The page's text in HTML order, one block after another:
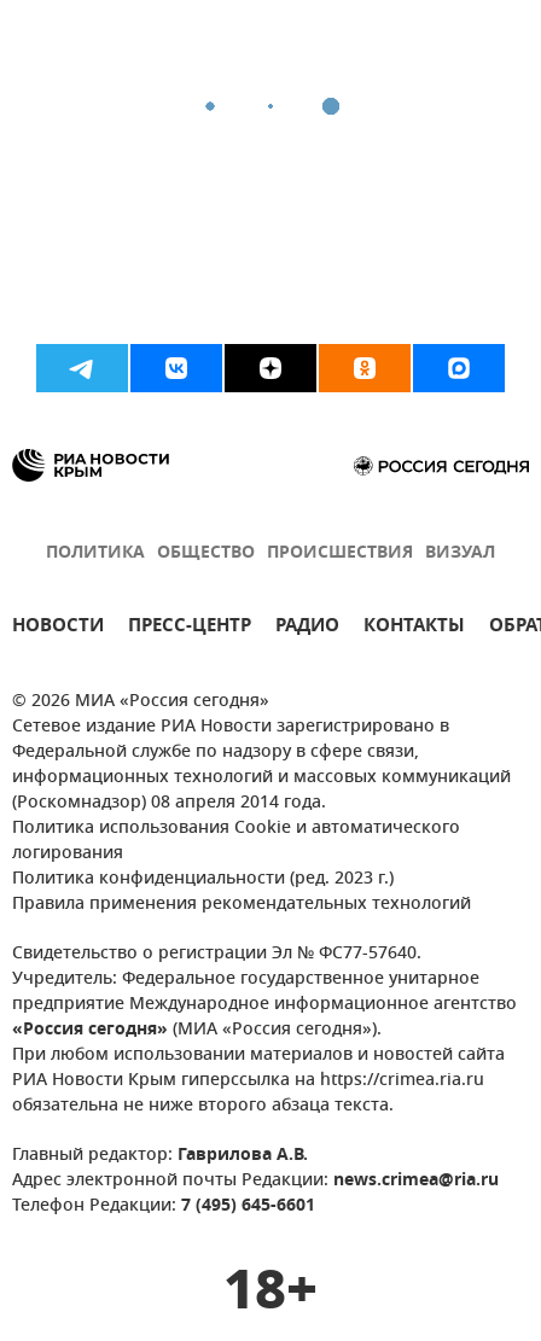
ПОЛИТИКА ОБЩЕСТВО ПРОИСШЕСТВИЯ ВИЗУАЛ
НОВОСТИ ПРЕСС-ЦЕНТР РАДИО КОНТАКТЫ
© 2026 МИА «Россия сегодня»
Сетевое издание РИА Новости зарегистрировано в
Федеральной службе по надзору в сфере связи,
информационных технологий и массовых коммуникаций
(Роскомнадзор) 08 апреля 2014 года.
Политика использования Cookie и автоматического
логирования
Политика конфиденциальности (ред. 2023 г.)
Правила применения рекомендательных технологий
Свидетельство о регистрации Эл № ФС77-57640.
Учредитель: Федеральное государственное унитарное
предприятие Международное информационное агентство
«Россия сегодня» (МИА «Россия сегодня»).
При любом использовании материалов и новостей сайта
РИА Новости Крым гиперссылка на https://crimea.ria.ru
обязательна не ниже второго абзаца текста.
Главный редактор: Гаврилова А.В.
Адрес электронной почты Редакции: news.crimea@ria.ru
Телефон Редакции: 7 (495) 645-6601
18+